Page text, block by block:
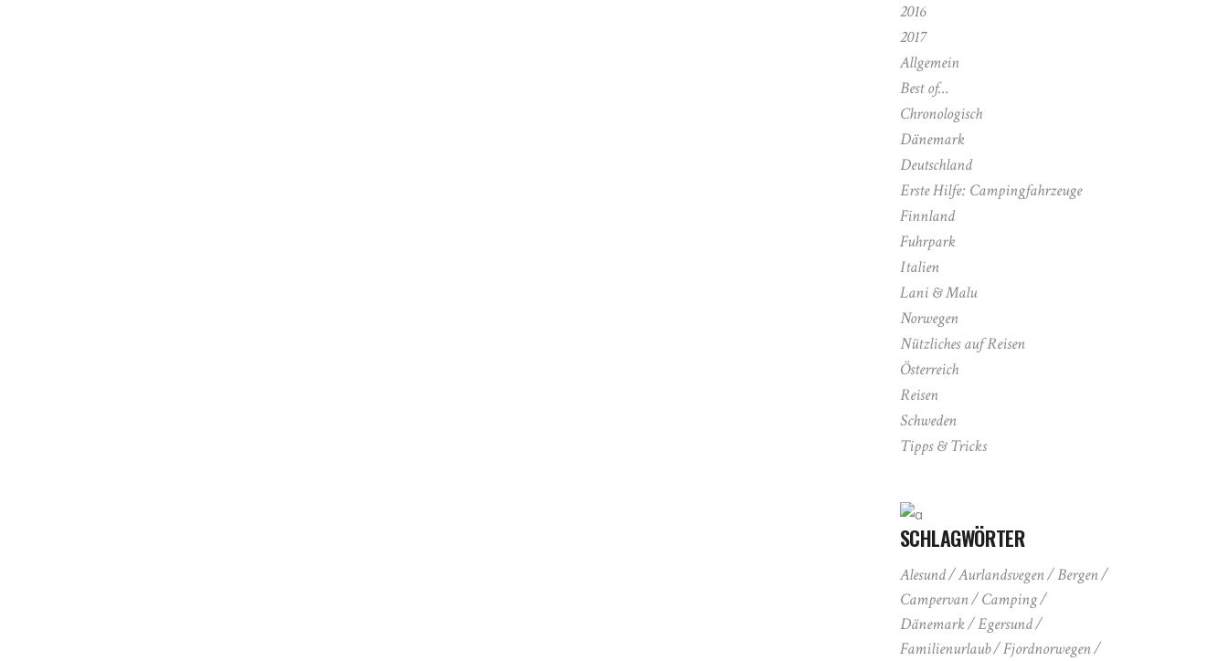
2016
2017
Allgemein
Best of…
Chronologisch
Dänemark
Deutschland
Erste Hilfe: Campingfahrzeuge
Finnland
Fuhrpark
Italien
Lani & Malu
Norwegen
Nützliches auf Reisen
Österreich
Reisen
Schweden
Tipps & Tricks
SCHLAGWÖRTER
Alesund Aurlandsvegen
Bergen
Campervan
Camping
Dänemark
Egersund
Familienurlaub
Fjordnorwegen